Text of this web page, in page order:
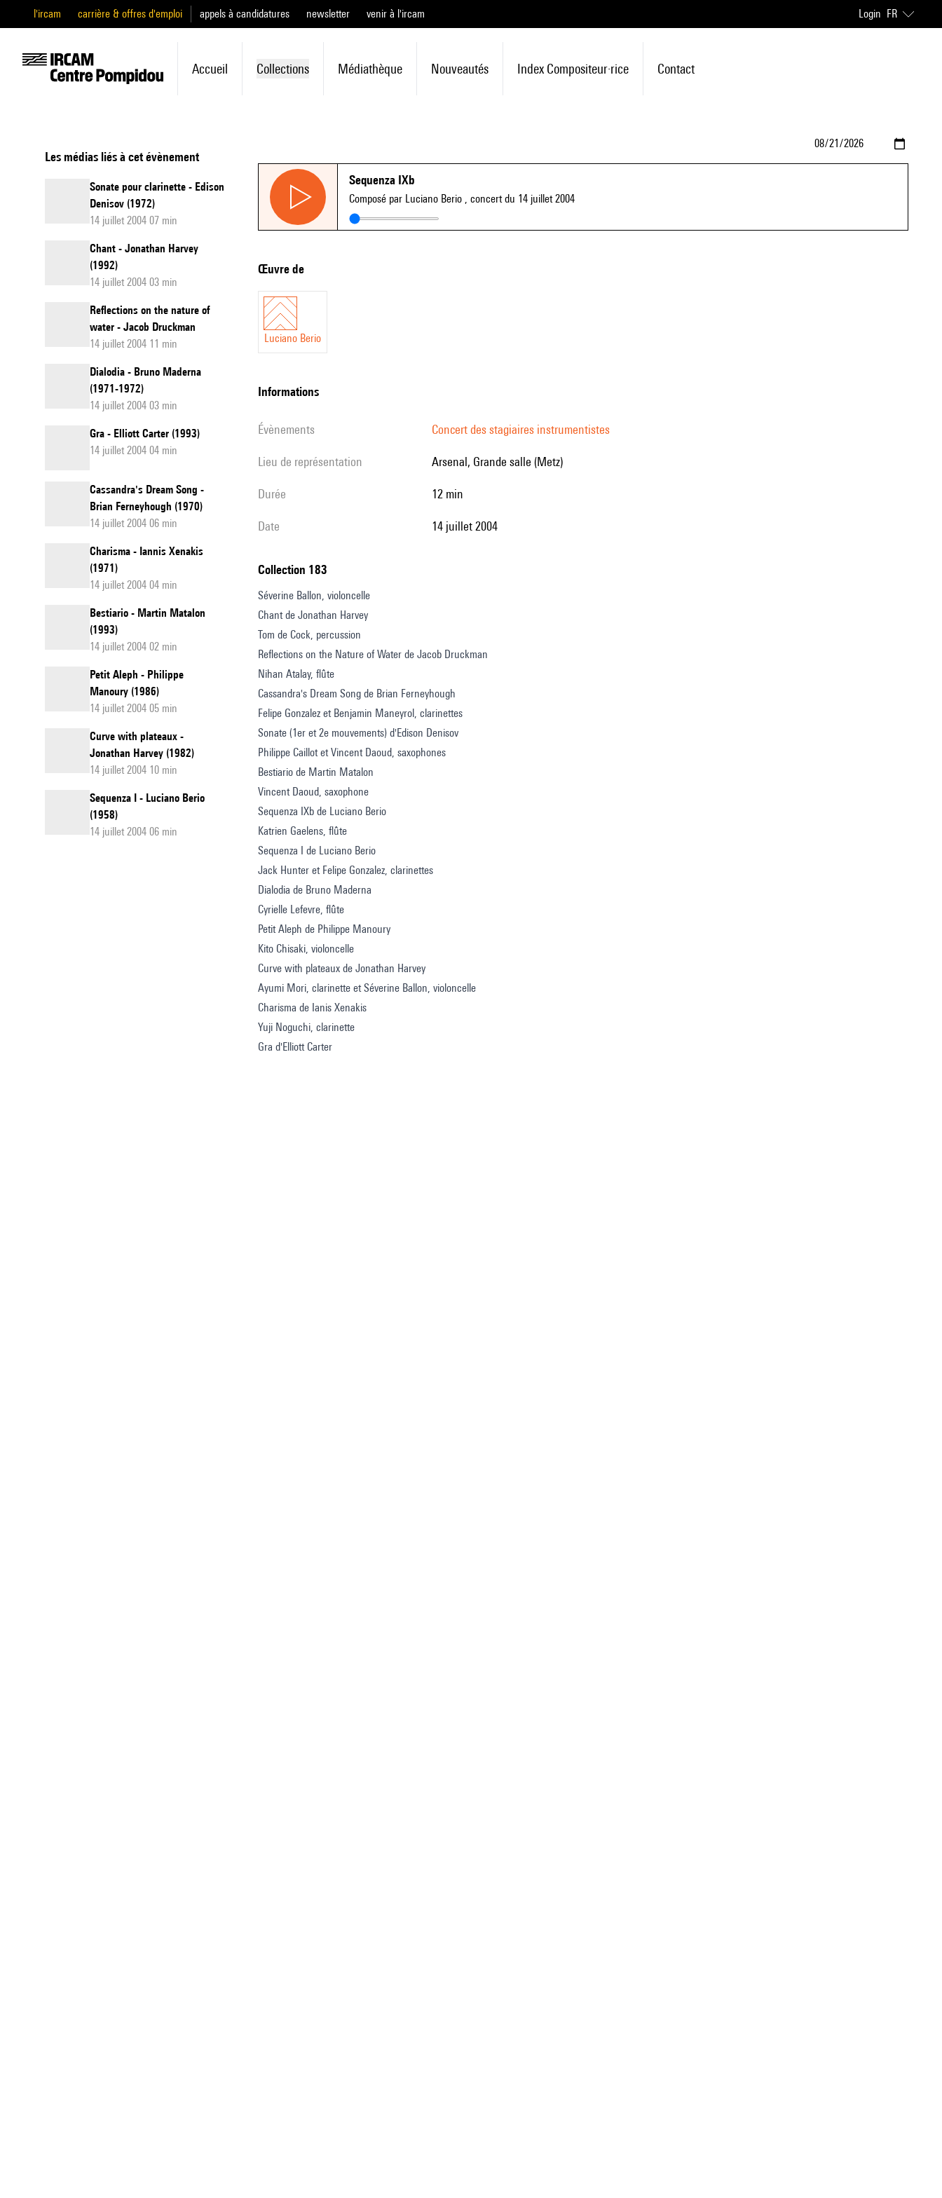
l'ircam carrière & offres d'emploi appels à candidatures newsletter venir à l'ircam Login FR
Accueil Collections Médiathèque Nouveautés Index Compositeur·rice Contact
Les médias liés à cet évènement
Sonate pour clarinette - Edison
Denisov (1972)
14 juillet 2004 07 min
Chant - Jonathan Harvey
(1992)
14 juillet 2004 03 min
Reflections on the nature of
water - Jacob Druckman
14 juillet 2004 11 min
Dialodia - Bruno Maderna
(1971-1972)
14 juillet 2004 03 min
Gra - Elliott Carter (1993)
14 juillet 2004 04 min
Cassandra's Dream Song -
Brian Ferneyhough (1970)
14 juillet 2004 06 min
Charisma - Iannis Xenakis
(1971)
14 juillet 2004 04 min
Bestiario - Martin Matalon
(1993)
14 juillet 2004 02 min
Petit Aleph - Philippe
Manoury (1986)
14 juillet 2004 05 min
Curve with plateaux -
Jonathan Harvey (1982)
14 juillet 2004 10 min
Sequenza I - Luciano Berio
(1958)
14 juillet 2004 06 min
Sequenza IXb
Composé par Luciano Berio , concert du 14 juillet 2004
Œuvre de
Luciano Berio
informations
évènements Concert des stagiaires instrumentistes
Lieu de représentation Arsenal, Grande salle (Metz)
durée 12 min
date 14 juillet 2004
Collection 183
Séverine Ballon, violoncelle
Chant de Jonathan Harvey
Tom de Cock, percussion
Reflections on the Nature of Water de Jacob Druckman
Nihan Atalay, flûte
Cassandra's Dream Song de Brian Ferneyhough
Felipe Gonzalez et Benjamin Maneyrol, clarinettes
Sonate (1er et 2e mouvements) d'Edison Denisov
Philippe Caillot et Vincent Daoud, saxophones
Bestiario de Martin Matalon
Vincent Daoud, saxophone
Sequenza IXb de Luciano Berio
Katrien Gaelens, flûte
Sequenza I de Luciano Berio
Jack Hunter et Felipe Gonzalez, clarinettes
Dialodia de Bruno Maderna
Cyrielle Lefevre, flûte
Petit Aleph de Philippe Manoury
Kito Chisaki, violoncelle
Curve with plateaux de Jonathan Harvey
Ayumi Mori, clarinette et Séverine Ballon, violoncelle
Charisma de Ianis Xenakis
Yuji Noguchi, clarinette
Gra d'Elliott Carter